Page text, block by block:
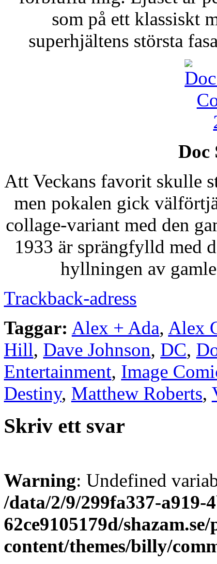
som på ett klassiskt
superhjältens största
Doc
Att Veckans favorit skulle
men pokalen gick
collage-variant med den
1933 är sprängfylld med
hyllningen av
Trackback-adress
Taggar: Alex + Ada, Alex
Hill, Dave Johnson, DC,
Entertainment, Image
Destiny, Matthew Roberts,
Skriv ett svar
Warning: Undefined
/data/2/9/299fa337-a919-
62ce9105179d/
content/themes/billy/